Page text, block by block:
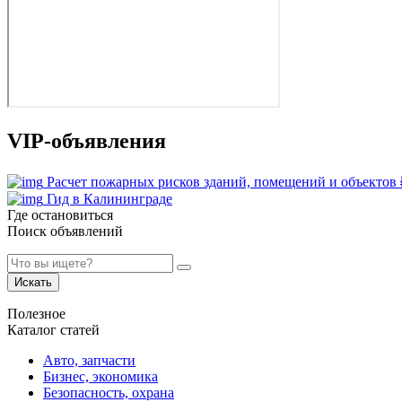
VIP-объявления
Расчет пожарных рисков зданий, помещений и объектов
Гид в Калининграде
Где остановиться
Поиск объявлений
Искать
Полезное
Каталог статей
Авто, запчасти
Бизнес, экономика
Безопасность, охрана